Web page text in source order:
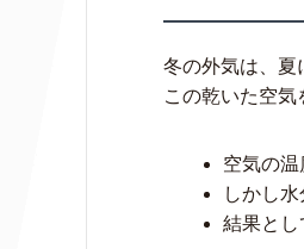
冬の外気は、夏
この乾いた空気
空気の温
しかし
結果とし